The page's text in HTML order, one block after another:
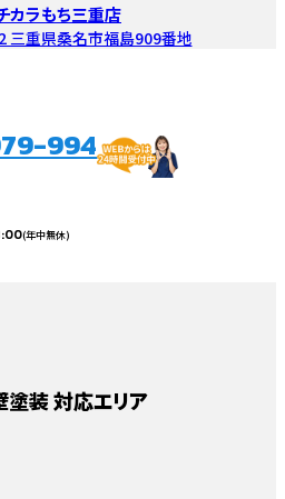
カラもち三重店
三重県桑名市福島909番地
994
(年中無休)
塗装 対応エリア